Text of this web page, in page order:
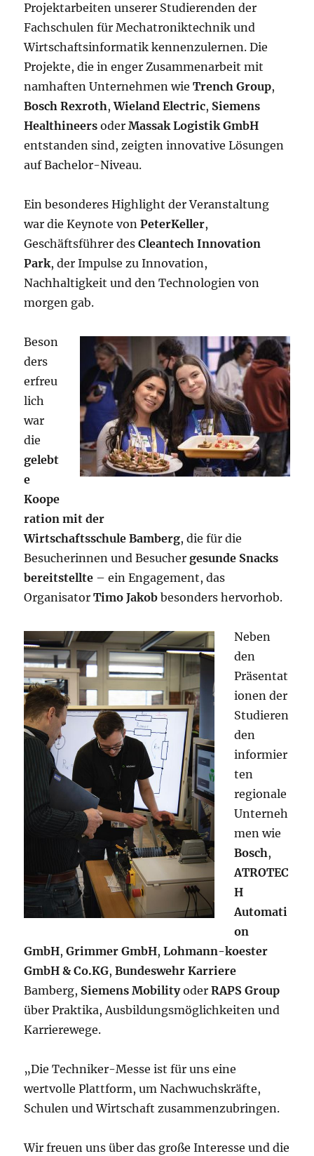
Projektarbeiten unserer Studierenden der
Fachschulen für Mechatroniktechnik und
Wirtschaftsinformatik kennenzulernen. Die
Projekte, die in enger Zusammenarbeit mit
namhaften Unternehmen wieTrench Group,
Bosch Rexroth,Wieland Electric, Siemens
HealthineersoderMassakLogistik GmbH
entstanden sind, zeigten innovative Lösungen
auf Bachelor-Niveau.
Ein besonderes Highlight der Veranstaltung
war die Keynote vonPeterKeller,
Geschäftsführer desCleantech Innovation
Park, der Impulse zu Innovation,
Nachhaltigkeit und den Technologien von
morgen gab.
Beson
ders
erfreu
lich
war
die
gelebt
e
Koope
ration mit der
Wirtschaftsschule Bamberg, die für die
Besucherinnen und Besuchergesunde Snacks
bereitstellte – ein Engagement, das
OrganisatorTimo Jakob besonders hervorhob.
Neben
den
Präsentat
ionen der
Studieren
den
informier
ten
regionale
Unterneh
men wie
Bosch,
ATROTEC
H
Automati
on
GmbH,Grimmer GmbH,Lohmann-koester
GmbH & Co.KG,Bundeswehr Karriere
Bamberg, Siemens MobilityoderRAPS Group
über Praktika, Ausbildungsmöglichkeiten und
Karrierewege.
„Die Techniker-Messe ist für uns eine
wertvolle Plattform, um Nachwuchskräfte,
Schulen und Wirtschaft zusammenzubringen.
Wir freuen uns über das große Interesse und die